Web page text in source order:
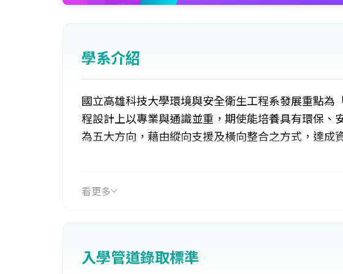
學系介紹
國立高雄科技大學環境與安全衛生工程系發展重點
程設計上以專業與通識並重，期使能培養具有環保、
為五大方向，藉由縱向支援及橫向整合之方式，達成
看更多
入學管道錄取標準